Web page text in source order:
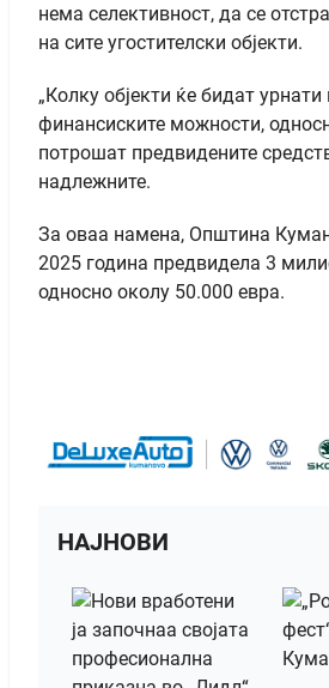
нема селективност, да се
на сите угостителски објекти.
„Колку објекти ќе бидат урнати
финансиските можности,
потрошат предвидените
надлежните.
За оваа намена, Општина
2025 година предвидела 3
односно околу 50.000 евра.
НАЈНОВИ